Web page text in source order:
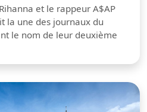
et le rappeur A$AP
la une des journaux du
le nom de leur deuxième